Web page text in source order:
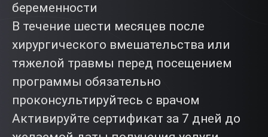
беременности
В течение шести месяцев после
хирургического вмешательства или
тяжелой травмы перед посещением
программы обязательно
проконсультируйтесь с врачом
Активируйте сертификат за 7 дней до